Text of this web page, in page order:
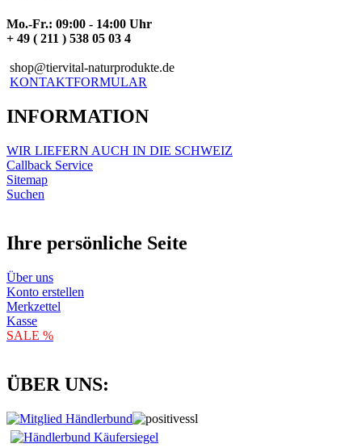
Mo.-Fr.: 09:00 - 14:00 Uhr
+ 49 ( 211 ) 538 05 03 4
shop@tiervital-naturprodukte.de
KONTAKTFORMULAR
INFORMATION
WIR LIEFERN AUCH IN DIE SCHWEIZ
Callback Service
Sitemap
Suchen
Ihre persönliche Seite
Über uns
Konto erstellen
Merkzettel
Kasse
SALE %
ÜBER UNS: